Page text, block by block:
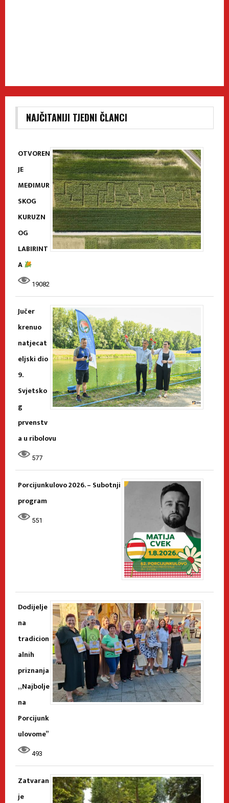
NAJČITANIJI TJEDNI ČLANCI
OTVOREN
JE
MEĐIMUR
SKOG
KURUZN
OG
LABIRINT
A
19082
Jučer
krenuo
natjecat
eljski dio
9.
Svjetsko
g
prvenstv
a u ribolovu
577
Porcijunkulovo 2026. – Subotnji
program
551
Dodijelje
na
tradicion
alnih
priznanja
„Najbolje
na
Porcijunk
ulovome”
493
Zatvaran
je